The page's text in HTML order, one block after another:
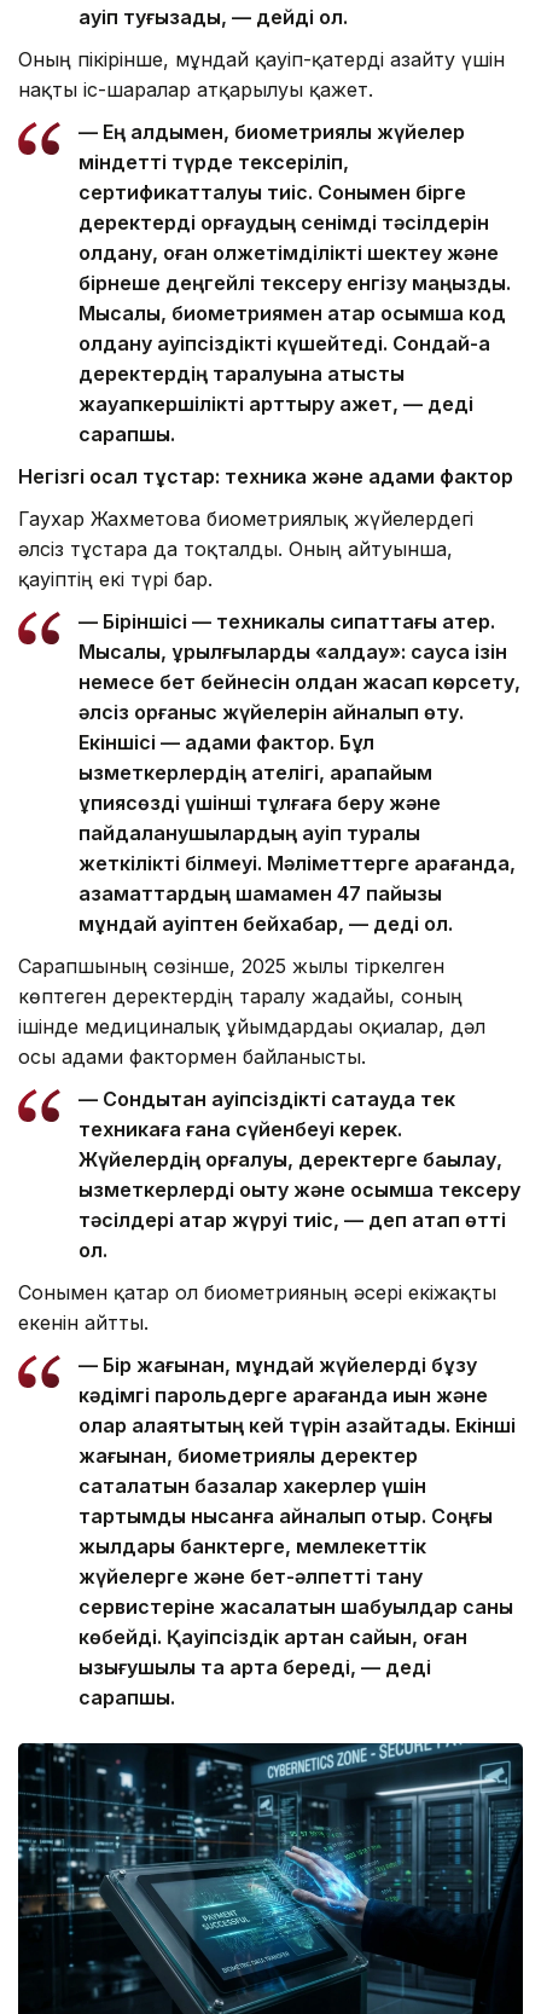
қауіп туғызады, — дейді ол.
Оның пікірінше, мұндай қауіп-қатерді азайту үшін
нақты іс-шаралар атқарылуы қажет.
— Ең алдымен, биометриялық жүйелер
міндетті түрде тексеріліп,
сертификатталуы тиіс. Сонымен бірге
деректерді қорғаудың сенімді тәсілдерін
қолдану, оған қолжетімділікті шектеу және
бірнеше деңгейлі тексеру енгізу маңызды.
Мысалы, биометриямен қатар қосымша код
қолдану қауіпсіздікті күшейтеді. Сондай-ақ
деректердің таралуына қатысты
жауапкершілікті арттыру қажет, — деді
сарапшы.
Негізгі осал тұстар: техника және адами фактор
Гаухар Жахметова биометриялық жүйелердегі
әлсіз тұстарға да тоқталды. Оның айтуынша,
қауіптің екі түрі бар.
— Біріншісі — техникалық сипаттағы қатер.
Мысалы, құрылғыларды «алдау»: саусақ ізін
немесе бет бейнесін қолдан жасап көрсету,
әлсіз қорғаныс жүйелерін айналып өту.
Екіншісі — адами фактор. Бұл
қызметкерлердің қателігі, қарапайым
құпиясөзді үшінші тұлғаға беру және
пайдаланушылардың қауіп туралы
жеткілікті білмеуі. Мәліметтерге қарағанда,
азаматтардың шамамен 47 пайызы
мұндай қауіптен бейхабар, — деді ол.
Сарапшының сөзінше, 2025 жылы тіркелген
көптеген деректердің таралу жағдайы, соның
ішінде медициналық ұйымдардағы оқиғалар, дәл
осы адами фактормен байланысты.
— Сондықтан қауіпсіздікті сақтауда тек
техникаға ғана сүйенбеуі керек.
Жүйелердің қорғалуы, деректерге бақылау,
қызметкерлерді оқыту және қосымша тексеру
тәсілдері қатар жүруі тиіс, — деп атап өтті
ол.
Сонымен қатар ол биометрияның әсері екіжақты
екенін айтты.
— Бір жағынан, мұндай жүйелерді бұзу
кәдімгі парольдерге қарағанда қиын және
олар алаяқтықтың кей түрін азайтады. Екінші
жағынан, биометриялық деректер
сақталатын базалар хакерлер үшін
тартымды нысанға айналып отыр. Соңғы
жылдары банктерге, мемлекеттік
жүйелерге және бет-әлпетті тану
сервистеріне жасалатын шабуылдар саны
көбейді. Қауіпсіздік артқан сайын, оған
қызығушылық та арта береді, — деді
сарапшы.